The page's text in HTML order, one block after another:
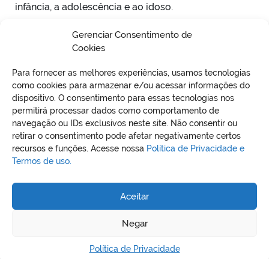
Gerenciar Consentimento de
Cookies
Para fornecer as melhores experiências, usamos tecnologias
como cookies para armazenar e/ou acessar informações do
dispositivo. O consentimento para essas tecnologias nos
permitirá processar dados como comportamento de
navegação ou IDs exclusivos neste site. Não consentir ou
retirar o consentimento pode afetar negativamente certos
recursos e funções. Acesse nossa Política de Privacidade e
Termos de uso.
Aceitar
Negar
Política de Privacidade
infância, a adolescência e ao idoso.